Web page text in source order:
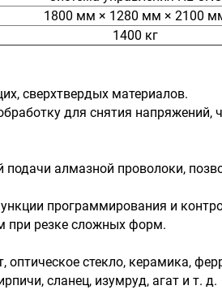
1800 мм × 1280 мм × 2100
1400 кг
сверхтвердых материалов.
для снятия напряжений,
алмазной проволоки,
программирования и
при резке сложных форм.
стекло, керамика,
сланец, изумруд, агат и т. д.